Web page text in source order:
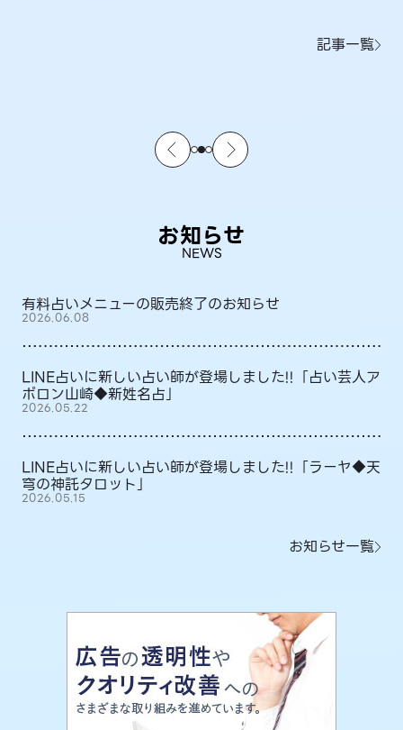
記事一覧
お知らせ
NEWS
有料占いメニューの販売終了のお知らせ
2026.06.08
LINE占いに新しい占い師が登場しました!!「占い芸人ア
ポロン山崎◆新姓名占」
2026.05.22
LINE占いに新しい占い師が登場しました!!「ラーヤ◆天
穹の神託タロット」
2026.05.15
お知らせ一覧